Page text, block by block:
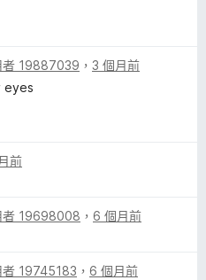
19887039 ， 3 個月前
eyes
前
19698008 ， 6 個月前
19745183 ， 6 個月前